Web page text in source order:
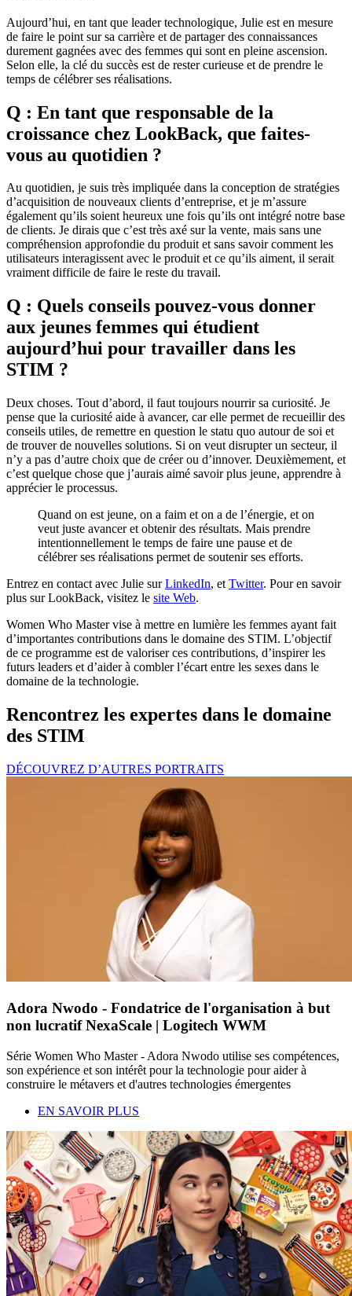
Aujourd’hui, en tant que leader technologique, Julie est en mesure
de faire le point sur sa carrière et de partager des connaissances
durement gagnées avec des femmes qui sont en pleine ascension.
Selon elle, la clé du succès est de rester curieuse et de prendre le
temps de célébrer ses réalisations.
Q : En tant que responsable de la
croissance chez LookBack, que faites-
vous au quotidien ?
Au quotidien, je suis très impliquée dans la conception de stratégies
d’acquisition de nouveaux clients d’entreprise, et je m’assure
également qu’ils soient heureux une fois qu’ils ont intégré notre base
de clients. Je dirais que c’est très axé sur la vente, mais sans une
compréhension approfondie du produit et sans savoir comment les
utilisateurs interagissent avec le produit et ce qu’ils aiment, il serait
vraiment difficile de faire le reste du travail.
Q : Quels conseils pouvez-vous donner
aux jeunes femmes qui étudient
aujourd’hui pour travailler dans les
STIM ?
Deux choses. Tout d’abord, il faut toujours nourrir sa curiosité. Je
pense que la curiosité aide à avancer, car elle permet de recueillir des
conseils utiles, de remettre en question le statu quo autour de soi et
de trouver de nouvelles solutions. Si on veut disrupter un secteur, il
n’y a pas d’autre choix que de créer ou d’innover. Deuxièmement, et
c’est quelque chose que j’aurais aimé savoir plus jeune, apprendre à
apprécier le processus.
Quand on est jeune, on a faim et on a de l’énergie, et on
veut juste avancer et obtenir des résultats. Mais prendre
intentionnellement le temps de faire une pause et de
célébrer ses réalisations permet de soutenir ses efforts.
Entrez en contact avec Julie surLinkedIn, et Twitter. Pour en savoir
plus sur LookBack, visitez le site Web.
Women Who Master vise à mettre en lumière les femmes ayant fait
d’importantes contributions dans le domaine des STIM. L’objectif
de ce programme est de valoriser ces contributions, d’inspirer les
futurs leaders et d’aider à combler l’écart entre les sexes dans le
domaine de la technologie.
Rencontrez les expertes dans le domaine
des STIM
DÉCOUVREZ D’AUTRES PORTRAITS
Adora Nwodo - Fondatrice de l'organisation à but
non lucratif NexaScale | Logitech WWM
Série Women Who Master - Adora Nwodo utilise ses compétences,
son expérience et son intérêt pour la technologie pour aider à
construire le métavers et d'autres technologies émergentes
EN SAVOIR PLUS